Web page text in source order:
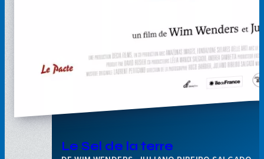
Le Sel de la terre